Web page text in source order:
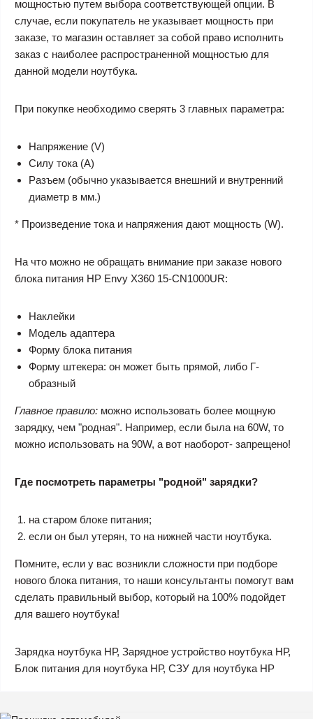
мощностью путем выбора соответствующей опции. В
случае, если покупатель не указывает мощность при
заказе, то магазин оставляет за собой право исполнить
заказ с наиболее распространенной мощностью для
данной модели ноутбука.
При покупке необходимо сверять 3 главных параметра:
Напряжение (V)
Силу тока (A)
Разъем (обычно указывается внешний и внутренний
диаметр в мм.)
* Произведение тока и напряжения дают мощность (W).
На что можно не обращать внимание при заказе нового
блока питания HP Envy X360 15-CN1000UR:
Наклейки
Модель адаптера
Форму блока питания
Форму штекера: он может быть прямой, либо Г-
образный
Главное правило: можно использовать более мощную
зарядку, чем "родная". Например, если была на 60W, то
можно использовать на 90W, а вот наоборот- запрещено!
Где посмотреть параметры "родной" зарядки?
на старом блоке питания;
если он был утерян, то на нижней части ноутбука.
Помните, если у вас возникли сложности при подборе
нового блока питания, то наши консультанты помогут вам
сделать правильный выбор, который на 100% подойдет
для вашего ноутбука!
Зарядка ноутбука НР, Зарядное устройство ноутбука НР,
Блок питания для ноутбука НР, СЗУ для ноутбука HP